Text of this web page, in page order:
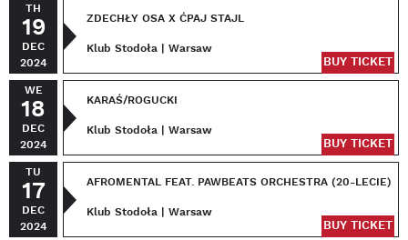
TH
19
DEC
2024
ZDECHŁY OSA X ĆPAJ STAJL
Klub Stodoła | Warsaw
BUY TICKET
WE
18
DEC
2024
KARAŚ/ROGUCKI
Klub Stodoła | Warsaw
BUY TICKET
TU
17
DEC
2024
AFROMENTAL FEAT. PAWBEATS ORCHESTRA (20-LECIE)
Klub Stodoła | Warsaw
BUY TICKET